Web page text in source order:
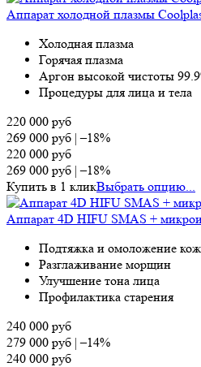
Аппарат холодной плазмы
Холодная плазма
Горячая плазма
Аргон высокой чистоты
Процедуры для лица и тела
220 000 руб
269 000 руб |–18%
220 000 руб
269 000 руб |–18%
Купить в 1 кликВыбрать опцию...
Аппарат 4D HIFU SMAS +
Подтяжка и омоложение
Разглаживание морщин
Улучшение тона лица
Профилактика старения
240 000 руб
279 000 руб |–14%
240 000 руб